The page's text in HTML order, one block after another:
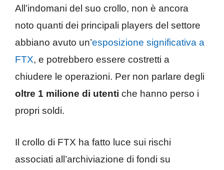
All’indomani del suo crollo, non è ancora
noto quanti dei principali players del settore
abbiano avuto un’esposizione significativa a
FTX, e potrebbero essere costretti a
chiudere le operazioni. Per non parlare degli
oltre 1 milione di utenti che hanno perso i
propri soldi.
Il crollo di FTX ha fatto luce sui rischi
associati all’archiviazione di fondi su